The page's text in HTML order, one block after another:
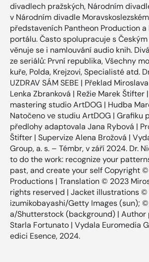
divadlech pražských, Národním
v Národním divadle
představeních Pantheon Production a
portálu. Často spolupracuje s
věnuje se i namlouvání audio knih.
ze seriálů: První republika, Všechny
kuře, Polda, Krejzovi, Specialisté atd.
UZDRAV SÁM SEBE | Překlad
Lenka Zbranková | Režie Marek Štifter
mastering studio ArtDOG | Hudba
Natočeno ve studiu ArtDOG | Grafiku
předlohy adaptovala Jana Rybová |
Štifter | Supervize Alena Brožová |
Group, a. s. – Témbr, v září 2024. Dr.
to do the work: recognize your
past, and create your self Copyright
Productions | Translation © 2023
rights reserved | Jacket illustrations ©
izumikobayashi/Getty Images (sun); ©
a/Shutterstock (background) | Author
Starla Fortunato | Vydala Euromedia
edici Esence, 2024.